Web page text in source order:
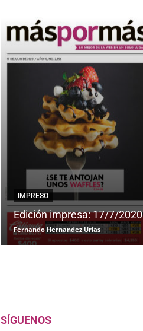
IMPRESO
Edición impresa: 17/7/2020
Fernando Hernandez Urias
SÍGUENOS